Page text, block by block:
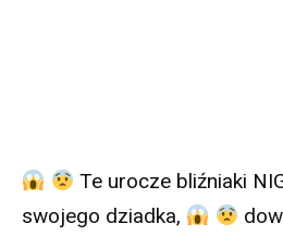
Te urocze bliźniaki
swojego dziadka,